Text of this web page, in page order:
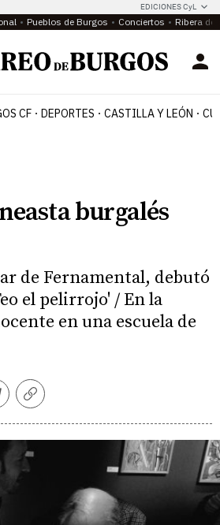
EDICIONES CyL
Pueblos de Burgos Conciertos Ribera del
CF DEPORTES CASTILLA Y LEÓN
burgalés
de Fernamental, debutó
el pelirrojo' / En la
en una escuela de
Copiar